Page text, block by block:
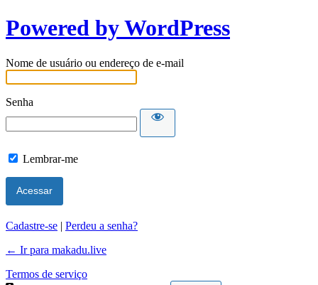
Powered by WordPress
Nome de usuário ou endereço de e-mail
Senha
Lembrar-me
Cadastre-se | Perdeu a senha?
← Ir para makadu.live
Termos de serviço